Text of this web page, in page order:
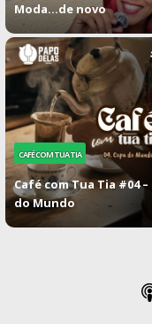
Moda…de novo
CAFÉ COM TUA TIA
Café com Tua Tia #04 –
do Mundo